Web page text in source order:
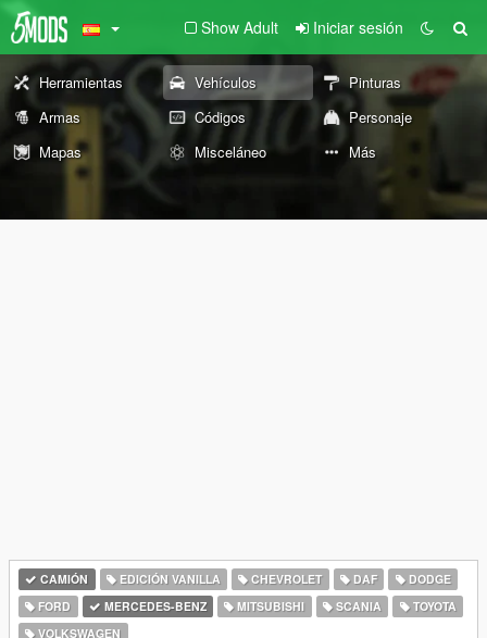
Show Adult Iniciar sesión
Herramientas Vehículos
Pinturas
Armas
Códigos
Personaje
Mapas
Misceláneo Más
CAMIÓN EDICIÓN VANILLA CHEVROLET DAF
DODGE
FORD
MERCEDES-BENZ MITSUBISHI SCANIA
TOYOTA
VOLKSWAGEN